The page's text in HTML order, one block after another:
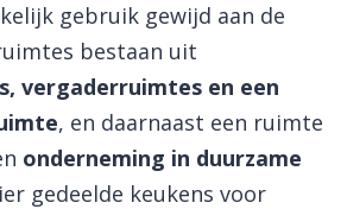
gebruik gewijd aan de
bestaan uit
vergaderruimtes en een
, en daarnaast een ruimte
onderneming in duurzame
gedeelde keukens voor